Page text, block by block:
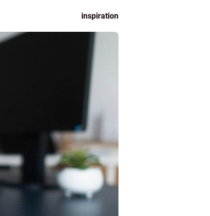
inspiration